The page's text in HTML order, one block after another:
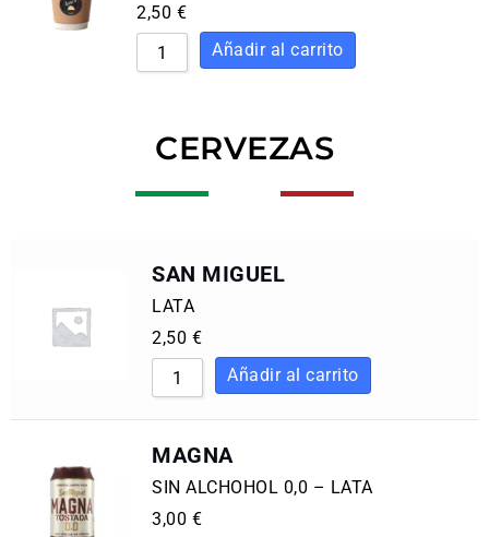
2,50 €
CERVEZAS
SAN MIGUEL
LATA
2,50 €
MAGNA
SIN ALCHOHOL 0,0 – LATA
3,00 €